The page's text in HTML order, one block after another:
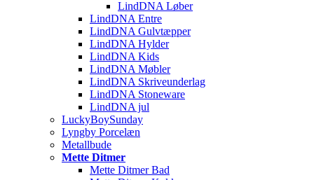
LindDNA Løber
LindDNA Entre
LindDNA Gulvtæpper
LindDNA Hylder
LindDNA Kids
LindDNA Møbler
LindDNA Skriveunderlag
LindDNA Stoneware
LindDNA jul
LuckyBoySunday
Lyngby Porcelæn
Metallbude
Mette Ditmer
Mette Ditmer Bad